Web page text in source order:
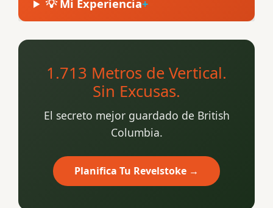
💡 Mi Experiencia
1.713 Metros de Vertical.
Sin Excusas.
El secreto mejor guardado de British
Columbia.
Planifica Tu Revelstoke →